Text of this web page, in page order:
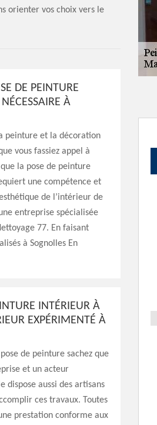
orienter vos choix vers le
DE PEINTURE
À
peinture et la décoration
vous fassiez appel à
la pose de peinture
une compétence et
de l’intérieur de
entreprise spécialisée
77. En faisant
à Sognolles En
INTÉRIEUR À
EXPÉRIMENTÉ À
de peinture sachez que
et un acteur
dispose aussi des artisans
ces travaux. Toutes
prestation conforme aux